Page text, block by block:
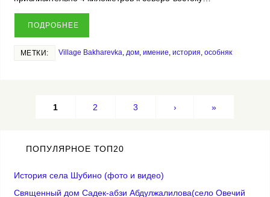
ПОДРОБНЕЕ
МЕТКИ: Village Bakharevka, дом, имение, история, особняк
1 2 3 › »
ПОПУЛЯРНОЕ ТОП20
История села Шубино (фото и видео)
Священный дом Садек-абзи Абдулжалилова(село Овечий